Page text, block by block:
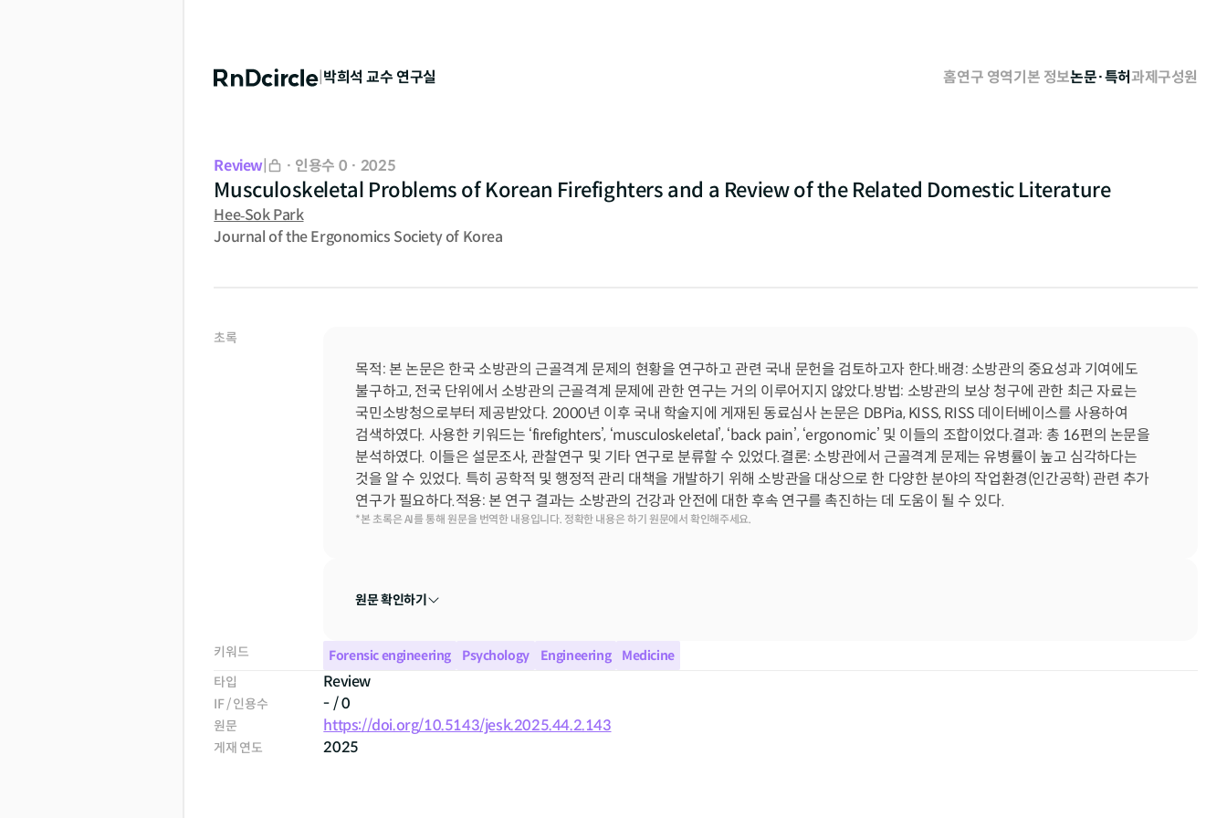
박희석 교수 연구실 홈연구 영역기본 정보논문·특허과제구성원
Review| · 인용수 0 · 2025
Musculoskeletal Problems of Korean Firefighters and a Review of the Related Domestic Literature
Hee‐Sok Park
Journal of the Ergonomics Society of Korea
초록
목적: 본 논문은 한국 소방관의 근골격계 문제의 현황을 연구하고 관련 국내 문헌을 검토하고자 한다.배경: 소방관의 중요성과 기여에도
불구하고, 전국 단위에서 소방관의 근골격계 문제에 관한 연구는 거의 이루어지지 않았다.방법: 소방관의 보상 청구에 관한 최근 자료는
국민소방청으로부터 제공받았다. 2000년 이후 국내 학술지에 게재된 동료심사 논문은 DBPia, KISS, RISS 데이터베이스를 사용하여
검색하였다. 사용한 키워드는 ‘firefighters’, ‘musculoskeletal’, ‘back pain’, ‘ergonomic’ 및 이들의 조합이었다.결과: 총 16편의 논문을
분석하였다. 이들은 설문조사, 관찰연구 및 기타 연구로 분류할 수 있었다.결론: 소방관에서 근골격계 문제는 유병률이 높고 심각하다는
것을 알 수 있었다. 특히 공학적 및 행정적 관리 대책을 개발하기 위해 소방관을 대상으로 한 다양한 분야의 작업환경(인간공학) 관련 추가
연구가 필요하다.적용: 본 연구 결과는 소방관의 건강과 안전에 대한 후속 연구를 촉진하는 데 도움이 될 수 있다.
*본 초록은 AI를 통해 원문을 번역한 내용입니다. 정확한 내용은 하기 원문에서 확인해주세요.
원문 확인하기
키워드 Forensic engineering Psychology Engineering
Medicine
타입
Review
IF / 인용수 - / 0
원문 https://doi.org/10.5143/jesk.2025.44.2.143
게재 연도 2025